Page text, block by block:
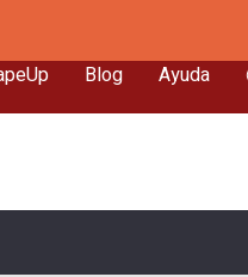
Blog Ayuda